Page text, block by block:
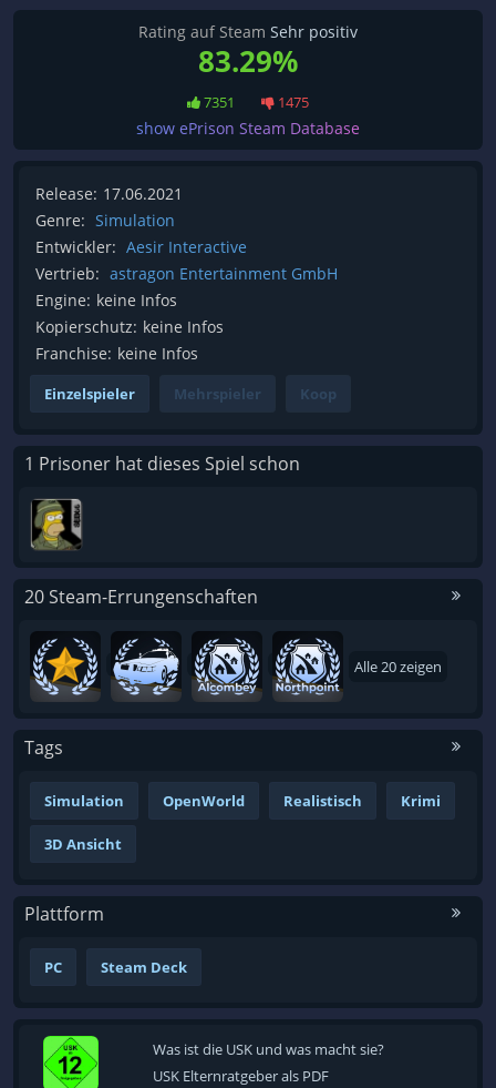
Rating auf Steam Sehr positiv
83.29%
7351 1475
show ePrison Steam Database
Release: 17.06.2021
Genre: Simulation
Entwickler: Aesir Interactive
Vertrieb: astragon Entertainment GmbH
Engine: keine Infos
Kopierschutz: keine Infos
Franchise: keine Infos
Einzelspieler Mehrspieler Koop
1 Prisoner hat dieses Spiel schon
20 Steam-Errungenschaften
Alle 20 zeigen
Tags
Simulation OpenWorld Realistisch Krimi
3D Ansicht
Plattform
PC Steam Deck
Was ist die USK und was macht sie?
USK Elternratgeber als PDF